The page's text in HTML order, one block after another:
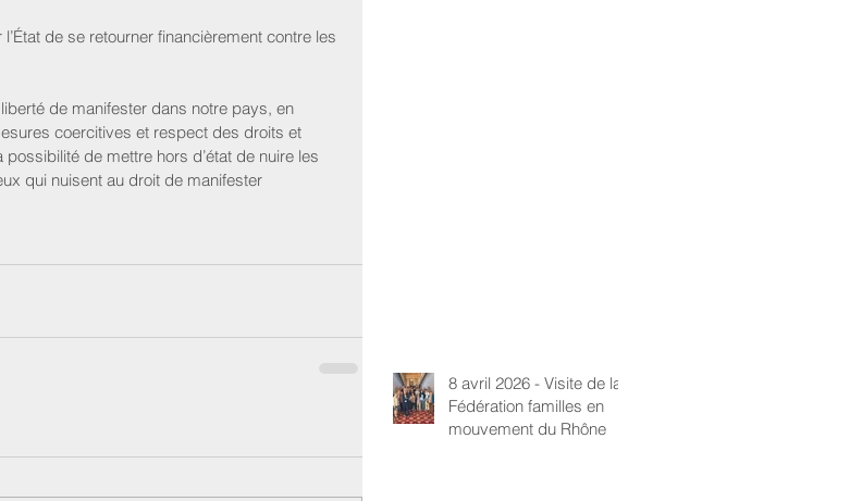
de se retourner financièrement contre les
de manifester dans notre pays, en
coercitives et respect des droits et
de mettre hors d’état de nuire les
qui nuisent au droit de manifester
8 avril 2026 - Visite de la
Fédération familles en
mouvement du Rhône